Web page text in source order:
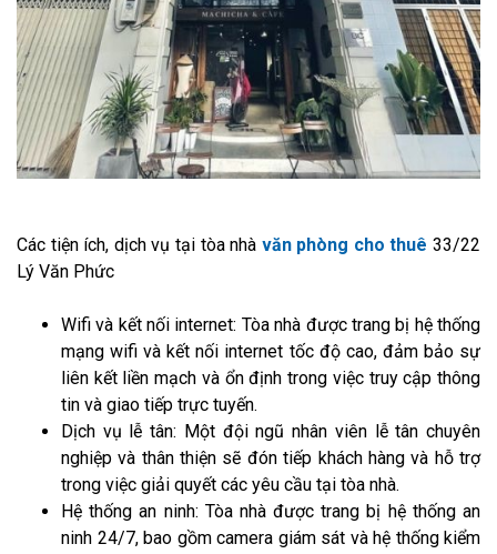
Các tiện ích, dịch vụ tại tòa nhà văn phòng cho thuê 33/22
Lý Văn Phức
Wifi và kết nối internet: Tòa nhà được trang bị hệ thống
mạng wifi và kết nối internet tốc độ cao, đảm bảo sự
liên kết liền mạch và ổn định trong việc truy cập thông
tin và giao tiếp trực tuyến.
Dịch vụ lễ tân: Một đội ngũ nhân viên lễ tân chuyên
nghiệp và thân thiện sẽ đón tiếp khách hàng và hỗ trợ
trong việc giải quyết các yêu cầu tại tòa nhà.
Hệ thống an ninh: Tòa nhà được trang bị hệ thống an
ninh 24/7, bao gồm camera giám sát và hệ thống kiểm